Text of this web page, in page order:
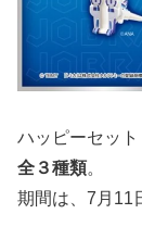
ハッピーセット
全３種類。
期間は、7月11